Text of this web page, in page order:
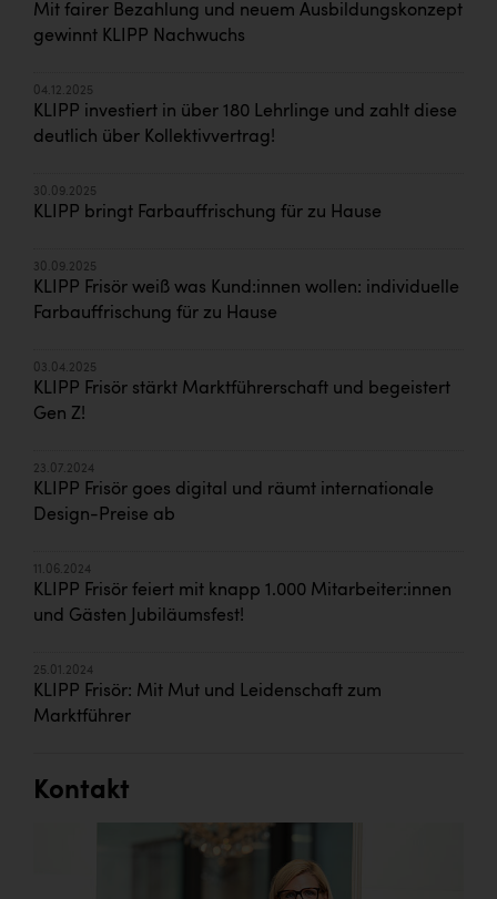
Mit fairer Bezahlung und neuem Ausbildungskonzept
gewinnt KLIPP Nachwuchs
04.12.2025
KLIPP investiert in über 180 Lehrlinge und zahlt diese
deutlich über Kollektivvertrag!
30.09.2025
KLIPP bringt Farbauffrischung für zu Hause
30.09.2025
KLIPP Frisör weiß was Kund:innen wollen: individuelle
Farbauffrischung für zu Hause
03.04.2025
KLIPP Frisör stärkt Marktführerschaft und begeistert
Gen Z!
23.07.2024
KLIPP Frisör goes digital und räumt internationale
Design-Preise ab
11.06.2024
KLIPP Frisör feiert mit knapp 1.000 Mitarbeiter:innen
und Gästen Jubiläumsfest!
25.01.2024
KLIPP Frisör: Mit Mut und Leidenschaft zum
Marktführer
Kontakt